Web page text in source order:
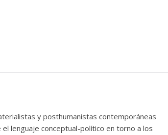
y posthumanistas contemporáneas
lenguaje conceptual-político en torno a los